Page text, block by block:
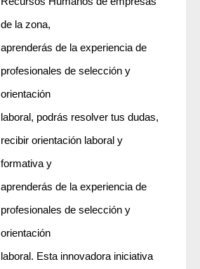
de la zona,
aprenderás de la experiencia de
profesionales de selección y
orientación
laboral, podrás resolver tus dudas,
recibir orientación laboral y
formativa y
aprenderás de la experiencia de
profesionales de selección y
orientación
laboral. Esta innovadora iniciativa